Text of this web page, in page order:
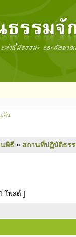
ล้ว
พิธี » สถานที่ปฏิบัติธร
โพสต์ ]